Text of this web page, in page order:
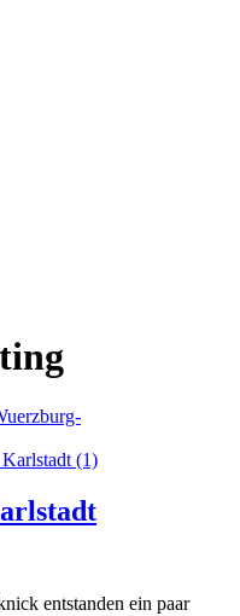
entstanden ein paar